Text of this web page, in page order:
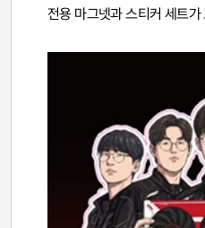
전용 마그넷과 스티커 세트가